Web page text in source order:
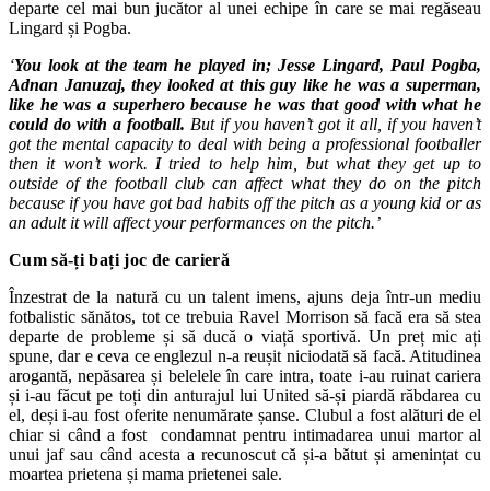
departe cel mai bun jucător al unei echipe în care se mai regăseau
Lingard și Pogba.
‘You look at the team he played in; Jesse Lingard, Paul Pogba,
Adnan Januzaj, they looked at this guy like he was a superman,
like he was a superhero because he was that good with what he
could do with a football. But if you haven’t got it all, if you haven’t
got the mental capacity to deal with being a professional footballer
then it won’t work. I tried to help him, but what they get up to
outside of the football club can affect what they do on the pitch
because if you have got bad habits off the pitch as a young kid or as
an adult it will affect your performances on the pitch.’
Cum să-ți bați joc de carieră
Înzestrat de la natură cu un talent imens, ajuns deja într-un mediu
fotbalistic sănătos, tot ce trebuia Ravel Morrison să facă era să stea
departe de probleme și să ducă o viață sportivă. Un preț mic ați
spune, dar e ceva ce englezul n-a reușit niciodată să facă. Atitudinea
arogantă, nepăsarea și belelele în care intra, toate i-au ruinat cariera
și i-au făcut pe toți din anturajul lui United să-și piardă răbdarea cu
el, deși i-au fost oferite nenumărate șanse. Clubul a fost alături de el
chiar si când a fost condamnat pentru intimadarea unui martor al
unui jaf sau când acesta a recunoscut că și-a bătut și amenințat cu
moartea prietena și mama prietenei sale.